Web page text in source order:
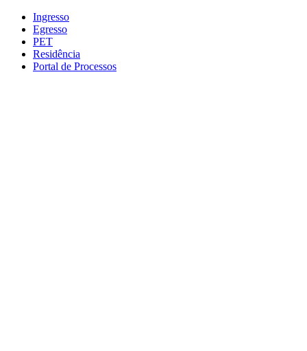
Conteúdo principal
Ingresso
Egresso
PET
Residência
Portal de Processos